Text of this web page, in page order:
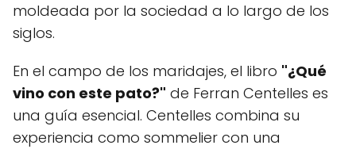
moldeada por la sociedad a lo largo de los
siglos.
En el campo de los maridajes, el libro "¿Qué
vino con este pato?" de Ferran Centelles es
una guía esencial. Centelles combina su
experiencia como sommelier con una